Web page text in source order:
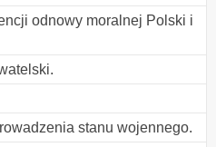
odnowy moralnej Polski i
stanu wojennego.